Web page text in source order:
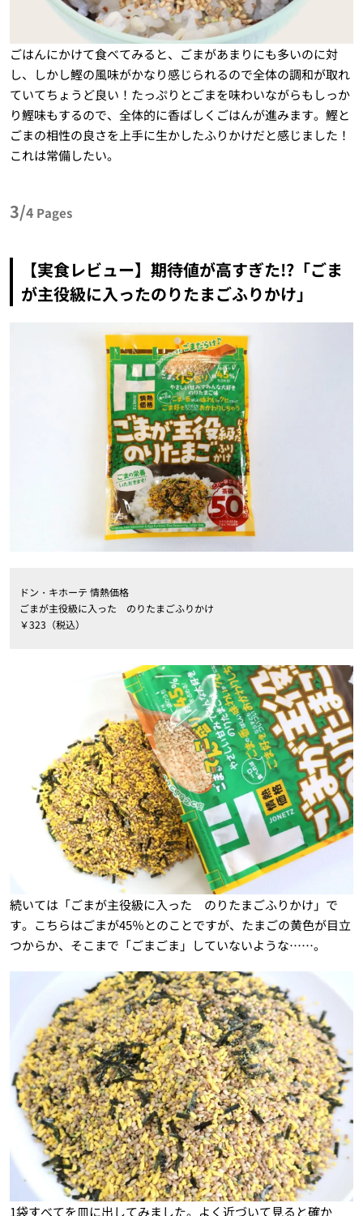
ごはんにかけて食べてみると、ごまがあまりにも多いのに対
し、しかし鰹の風味がかなり感じられるので全体の調和が取れ
ていてちょうど良い！たっぷりとごまを味わいながらもしっか
り鰹味もするので、全体的に香ばしくごはんが進みます。鰹と
ごまの相性の良さを上手に生かしたふりかけだと感じました！
これは常備したい。
3/4 Pages
【実食レビュー】期待値が高すぎた!?「ごま
が主役級に入ったのりたまごふりかけ」
ドン・キホーテ 情熱価格
ごまが主役級に入った のりたまごふりかけ
￥323（税込）
続いては「ごまが主役級に入った のりたまごふりかけ」で
す。こちらはごまが45％とのことですが、たまごの黄色が目立
つからか、そこまで「ごまごま」していないような……。
1袋すべてを皿に出してみました。よく近づいて見ると確か